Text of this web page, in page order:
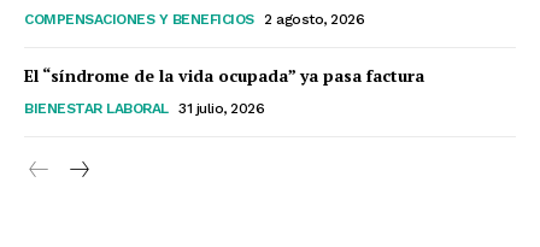
COMPENSACIONES Y BENEFICIOS 2 agosto, 2026
El “síndrome de la vida ocupada” ya pasa factura
BIENESTAR LABORAL 31 julio, 2026